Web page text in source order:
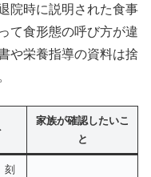
院時に説明された食事
て食形態の呼び方が違
や栄養指導の資料は捨
家族が確認したいこ
と
刻